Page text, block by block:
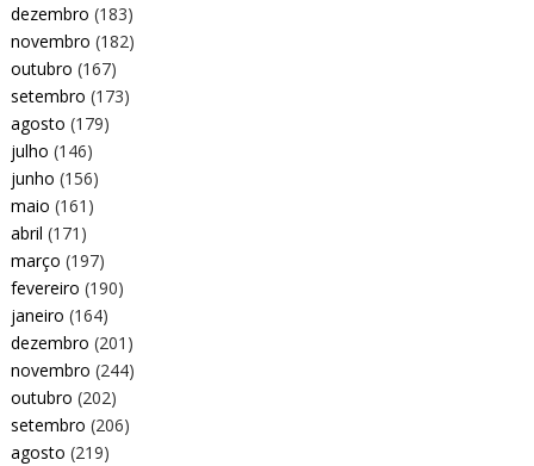
dezembro (183)
novembro (182)
outubro (167)
setembro (173)
agosto (179)
julho (146)
junho (156)
maio (161)
abril (171)
março (197)
fevereiro (190)
janeiro (164)
dezembro (201)
novembro (244)
outubro (202)
setembro (206)
agosto (219)